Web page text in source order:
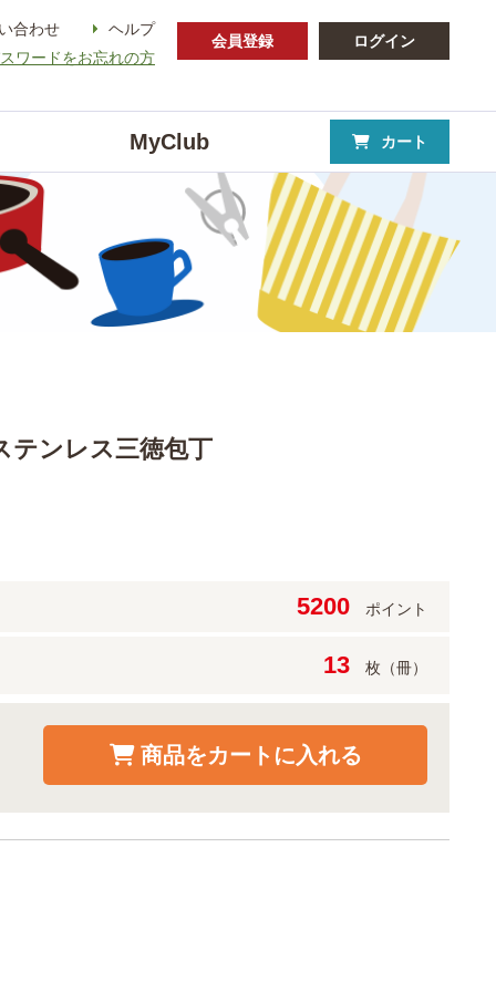
ヘルプ
合わせ
ワードをお忘れの方
会員登録 ログイン
MyClub カート
ンレス三徳包丁
5200 ポイント
13 枚（冊）